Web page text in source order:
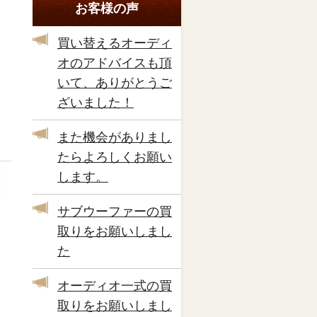
お客様の声
買い替えるオーディ
オのアドバイスも頂
いて、ありがとうご
ざいました！
また機会がありまし
たらよろしくお願い
します。
サブウーファーの買
取りをお願いしまし
た
オーディオ一式の買
取りをお願いしまし